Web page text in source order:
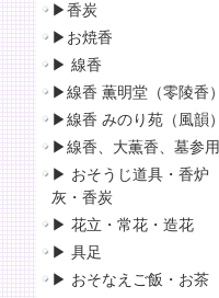
▶香炭
▶ お焼香
▶ 線香
▶線香 薫明堂（零陵香）
▶線香 みのり苑（風韻）
▶線香、大薫香、墓参用
▶ おそうじ道具・香炉
灰・香炭
▶ 花立・常花・造花
▶ 具足
▶ おそなえご飯・お茶